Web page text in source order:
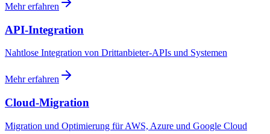
Mehr erfahren
API-Integration
Nahtlose Integration von Drittanbieter-APIs und Systemen
Mehr erfahren
Cloud-Migration
Migration und Optimierung für AWS, Azure und Google Cloud